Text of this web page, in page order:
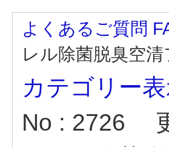
よくあるご質問
レル除菌脱臭空
カテゴリー
No : 2726